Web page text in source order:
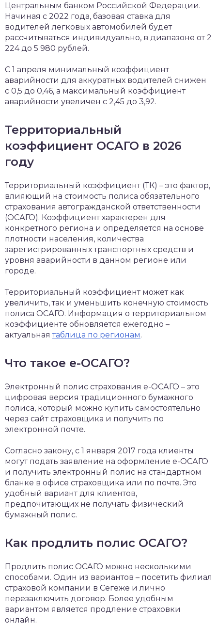
Центральным банком Российской Федерации.
Начиная с 2022 года, базовая ставка для
водителей легковых автомобилей будет
рассчитываться индивидуально, в диапазоне от 2
224 до 5 980 рублей.
С 1 апреля минимальный коэффициент
аварийности для аккуратных водителей снижен
с 0,5 до 0,46, а максимальный коэффициент
аварийности увеличен с 2,45 до 3,92.
Территориальный
коэффициент ОСАГО в 2026
году
Территориальный коэффициент (ТК) – это фактор,
влияющий на стоимость полиса обязательного
страхования автогражданской ответственности
(ОСАГО). Коэффициент характерен для
конкретного региона и определяется на основе
плотности населения, количества
зарегистрированных транспортных средств и
уровня аварийности в данном регионе или
городе.
Территориальный коэффициент может как
увеличить, так и уменьшить конечную стоимость
полиса ОСАГО. Информация о территориальном
коэффициенте обновляется ежегодно –
актуальнаятаблица по регионам.
Что такое е-ОСАГО?
Электронный полис страхования е-ОСАГО – это
цифровая версия традиционного бумажного
полиса, который можно купить самостоятельно
через сайт страховщика и получить по
электронной почте.
Согласно закону, с 1 января 2017 года клиенты
могут подать заявление на оформление е-ОСАГО
и получить электронный полис на стандартном
бланке в офисе страховщика или по почте. Это
удобный вариант для клиентов,
предпочитающих не получать физический
бумажный полис.
Как продлить полис ОСАГО?
Продлить полис ОСАГО можно несколькими
способами. Один из вариантов – посетить филиал
страховой компании в Сегеже и лично
перезаключить договор. Более удобным
вариантом является продление страховки
онлайн.